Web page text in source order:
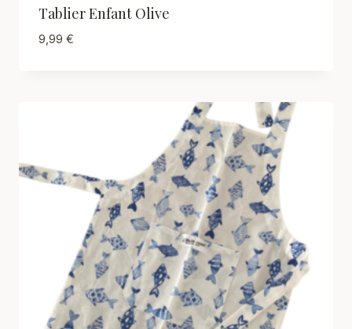
Tablier Enfant Olive
9,99 €